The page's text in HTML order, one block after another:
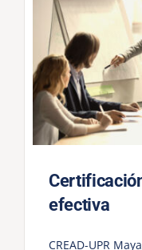
efectiva
CREAD-UPR